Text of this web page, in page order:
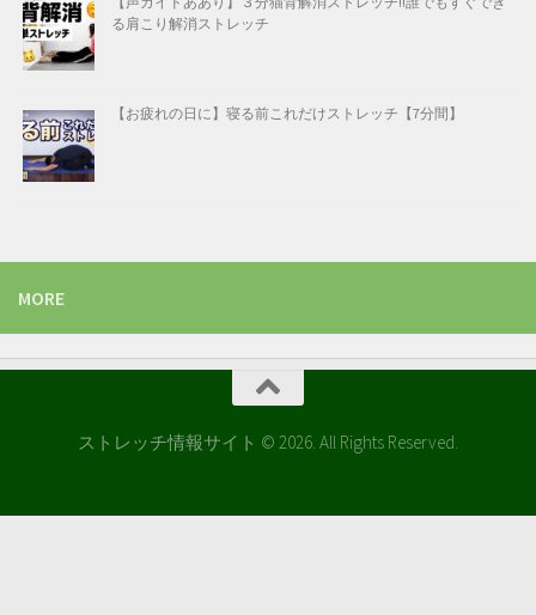
る肩こり解消ストレッチ
【お疲れの日に】寝る前これだけストレッチ【7分間】
MORE
ストレッチ情報サイト © 2026. All Rights Reserved.